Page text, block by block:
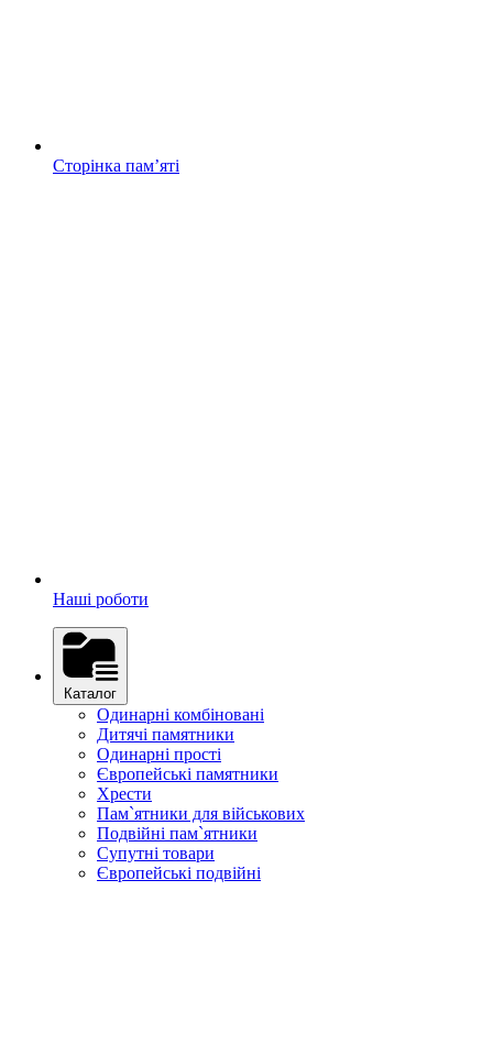
Сторінка памʼяті
Наші роботи
Каталог
Одинарні комбіновані
Дитячі памятники
Одинарні прості
Європейські памятники
Хрести
Пам`ятники для військових
Подвійні пам`ятники
Супутні товари
Європейські подвійні